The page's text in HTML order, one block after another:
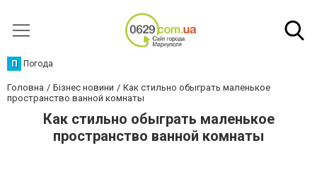
П Погода
Головна Бізнес новини
Как стильно обыграть маленькое
пространство ванной комнаты
Как стильно обыграть маленькое
пространство ванной комнаты